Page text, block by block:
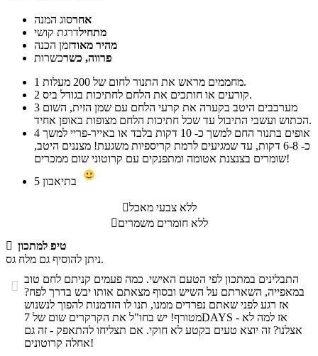
אחרסוג המנה
מתחילדרגת קושי
מהיר מאודזמן הכנה
פרווה, כשרכשרות
1
מחממים מראש את התנור לחום של 200 מעלות.
2
קורעים או חותכים את הלחם לחתיכות בגודל ביס.
3
הכתוש ועשבי התיבול עד שכל חתיכות הלחם מצופות באופן אחיד.
4
כ- 6-8 דקות, עד שמגיעים לרמת קריספיות משגעת! מצננים היטב,
שומרים בצנצנת אטומה ומתפנקים עם קרוטוני שום ממכרים!
5
ללא צבעי מאכל
ללא חומרים משמרים
 טיפ למתכון
ניתן להוסיף גם מלח גס.
 התבלינים במתכון לפי הטעם האישי. כמה פעמים קניתם לחם טוב
במאפייה, השארתם על השיש ובסוף מצאתם אותו יבש בדרך לפח?
אז רגע לפני שאתם נפרדים ממנו, תנו לו הזדמנות להפוך לנשנוש
מטורף! יש בחו"ל את הקרקרים שום של 7DAYS - אז למה לא
אצלנו? זה יוצא טעים בקטע לא חוקי. אם תצליחו להתאפק - זה גם
אחלה קרוטונים!